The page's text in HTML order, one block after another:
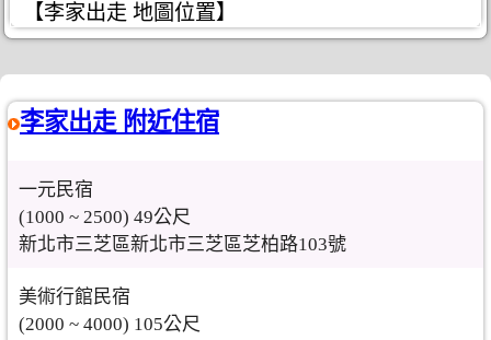
【李家出走 地圖位置】
李家出走 附近住宿
一元民宿
(1000 ~ 2500) 49公尺
新北市三芝區新北市三芝區芝柏路103號
美術行館民宿
(2000 ~ 4000) 105公尺